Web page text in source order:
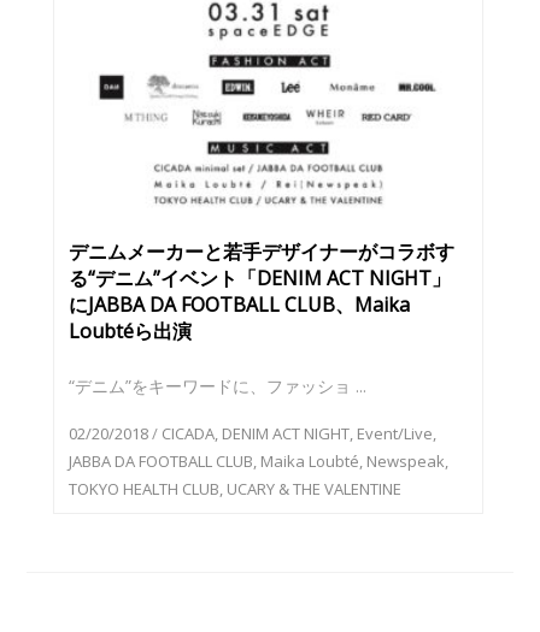
デニムメーカーと若手デザイナーがコラボす
る“デニム”イベント「DENIM ACT NIGHT」
にJABBA DA FOOTBALL CLUB、Maika
Loubtéら出演
“デニム”をキーワードに、ファッショ ...
02/20/2018/ CICADA, DENIM ACT NIGHT, Event/Live,
JABBA DA FOOTBALL CLUB, Maika Loubté, Newspeak,
TOKYO HEALTH CLUB, UCARY & THE VALENTINE